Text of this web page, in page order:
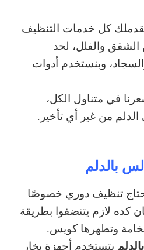
كل خدمات التنظيف
الشقق والفلل، لحد
وبنستخدم أدوات
في متناول الكل،
من غير أي تأخير.
بالدلم
تنظيف دوري خصوصًا
كده لازم يتنضفوا بطريقة
وتطهرها كويس.
بتستخدم أجهزة بخار